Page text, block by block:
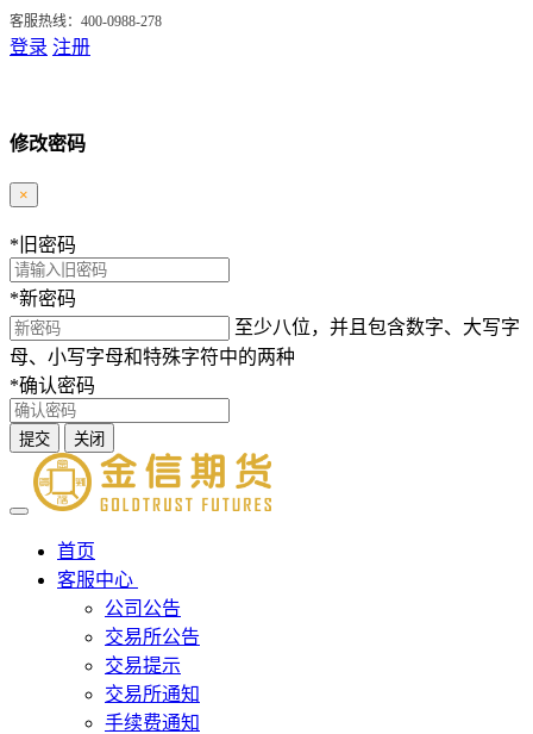
客服热线：400-0988-278
登录 注册
修改密码
×
* 旧密码
*新密码
至少八位，并且包含数字、大写字
母、小写字母和特殊字符中的两种
*确认密码
提交 关闭
首页
客服中心
公司公告
交易所公告
交易提示
交易所通知
手续费通知